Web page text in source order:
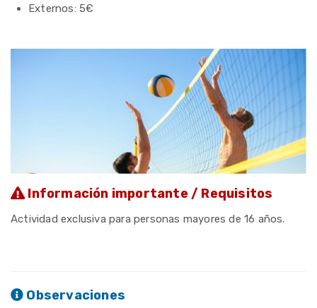
Externos: 5€
Información importante / Requisitos
Actividad exclusiva para personas mayores de 16 años.
Observaciones